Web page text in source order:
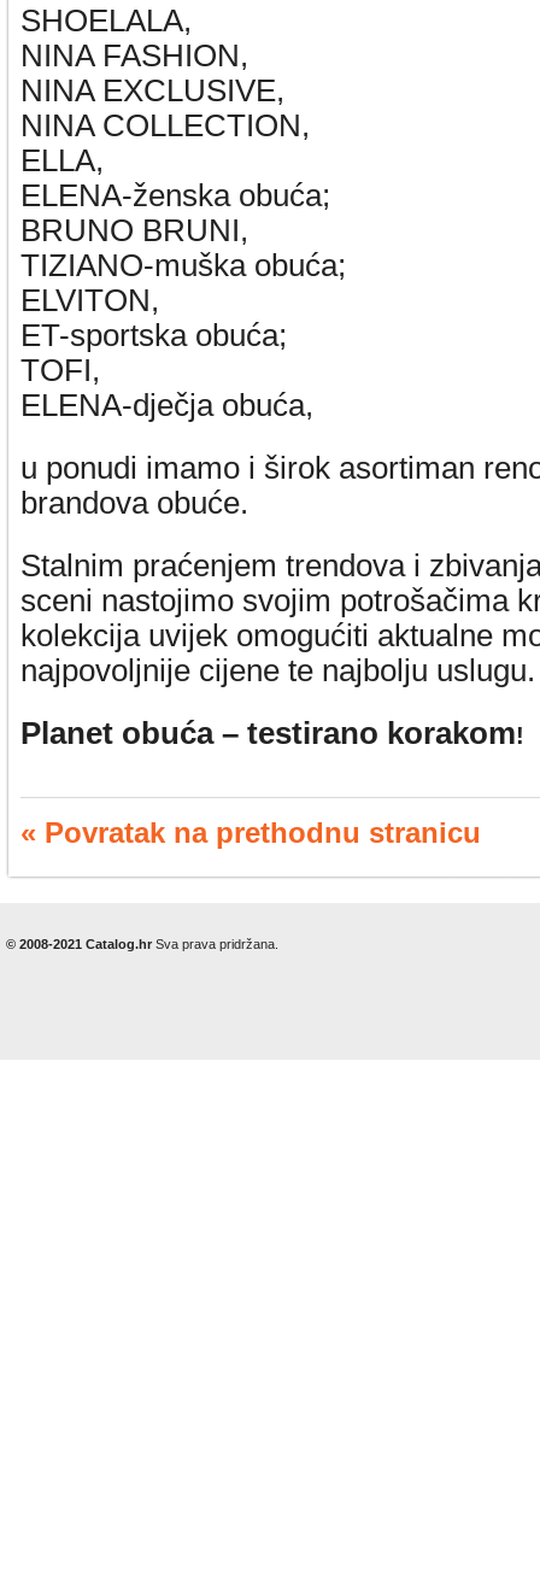
SHOELALA,
NINA FASHION,
NINA EXCLUSIVE,
NINA COLLECTION,
ELLA,
ELENA-ženska obuća;
BRUNO BRUNI,
TIZIANO-muška obuća;
ELVITON,
ET-sportska obuća;
TOFI,
ELENA-dječja obuća,
u ponudi imamo i širok asortiman
brandova obuće.
Stalnim praćenjem trendova i
sceni nastojimo svojim potrošačima
kolekcija uvijek omogućiti aktualne
najpovoljnije cijene te najbolju uslugu.
Planet obuća – testirano korakom!
« Povratak na prethodnu stranicu
© 2008-2021 Catalog.hr Sva prava pridržana.